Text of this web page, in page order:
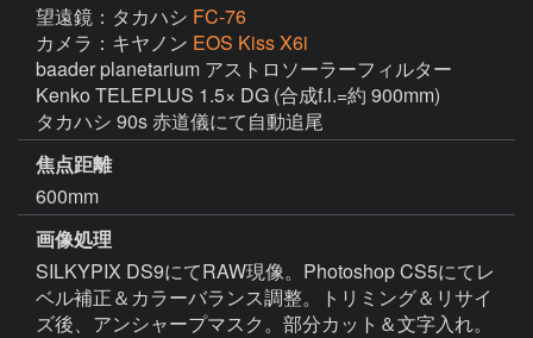
望遠鏡：タカハシ FC-76
カメラ：キヤノン EOS Kiss X6i
baader planetarium アストロソーラーフィルター
Kenko TELEPLUS 1.5× DG (合成f.l.=約 900mm)
タカハシ 90s 赤道儀にて自動追尾
焦点距離
600mm
画像処理
SILKYPIX DS9にてRAW現像。Photoshop CS5にてレ
ベル補正＆カラーバランス調整。トリミング＆リサイ
ズ後、アンシャープマスク。部分カット＆文字入れ。